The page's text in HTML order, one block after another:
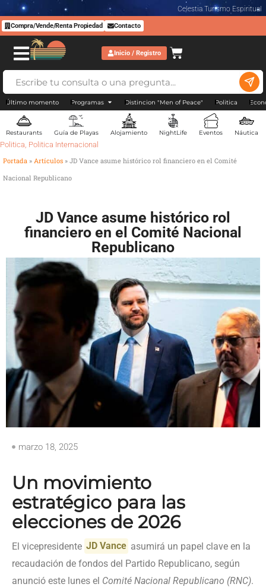
Celestia Turismo Espiritual
Compra/Vende/Renta Propiedad Contacto
Inicio / Registro
Último momento Programas Distincion "Men of Peace" Politica
Restaurants Guía de Playas Alojamiento NightLife Eventos Náutica
Politica, Politica Internacional
Portada » Artículos » JD Vance asume histórico rol financiero en el Comité
Nacional Republicano
JD Vance asume histórico rol
financiero en el Comité Nacional
Republicano
marzo 18, 2025
Un movimiento
estratégico para las
elecciones de 2026
El vicepresidente JD Vance asumirá un papel clave en la
recaudación de fondos del Partido Republicano, según
anunció este lunes el Comité Nacional Republicano (RNC).